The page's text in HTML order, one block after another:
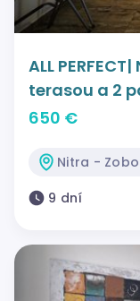
ALL
terasou a 2
650 €
Nitra -
9 dní